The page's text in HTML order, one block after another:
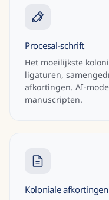
Procesal-schrift
Het moeilijkste
ligaturen,
afkortingen. AI-
manuscripten.
Koloniale afkortingen